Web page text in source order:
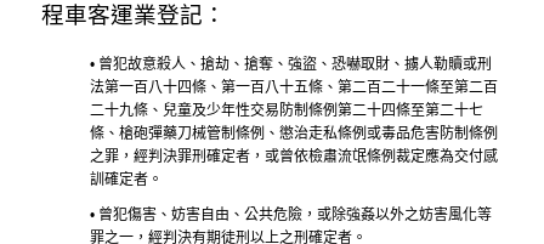
程車客運業登記：
• 曾犯故意殺人、搶劫、搶奪、強盜、恐嚇取財、擄人勒贖或刑
法第一百八十四條、第一百八十五條、第二百二十一條至第二百
二十九條、兒童及少年性交易防制條例第二十四條至第二十七
條、槍砲彈藥刀械管制條例、懲治走私條例或毒品危害防制條例
之罪，經判決罪刑確定者，或曾依檢肅流氓條例裁定應為交付感
訓確定者。
• 曾犯傷害、妨害自由、公共危險，或除強姦以外之妨害風化等
罪之一，經判決有期徒刑以上之刑確定者。